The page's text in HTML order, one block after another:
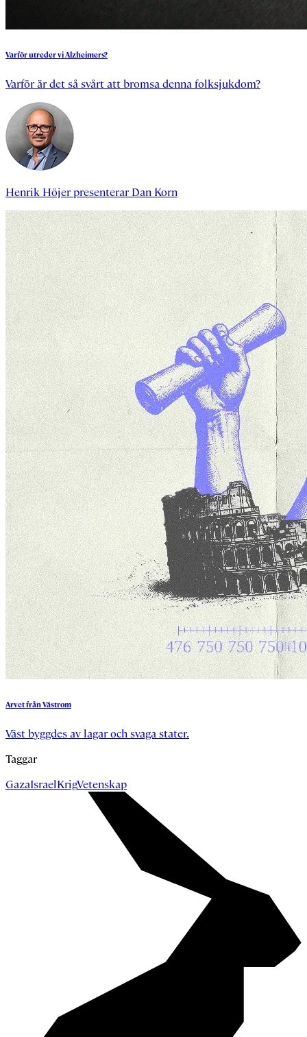
VarförutrederviAlzheimers?
Varför är det så svårt att bromsa denna folksjukdom?
Henrik Höjerpresenterar Dan Korn
ArvetfrånVästrom
Väst byggdes av lagar och svaga stater.
Taggar
GazaIsraelKrigVetenskap